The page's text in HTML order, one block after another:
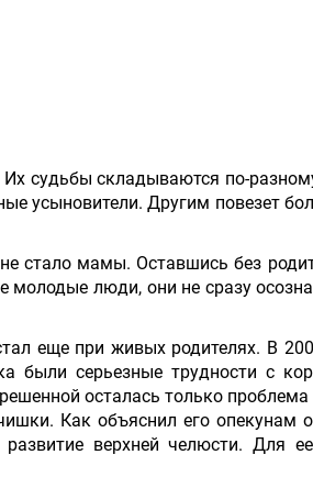
судьбы складываются по-
усыновители. Другим повезет
стало мамы. Оставшись без
люди, они не сразу
еще при живых родителях. В
были серьезные трудности с
осталась только проблема
Как объяснил его опекунам
верхней челюсти. Для